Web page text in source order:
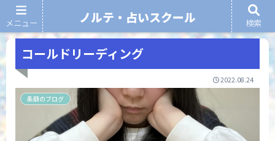
ノルテ・占いスクール
コールドリーディング
2022.08.24
条願のブログ
メニュー ノルテ・占いスクール 検索